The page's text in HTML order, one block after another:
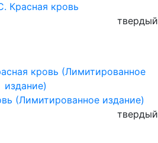
Красная кровь
твердый
(Лимитированное издание)
твердый